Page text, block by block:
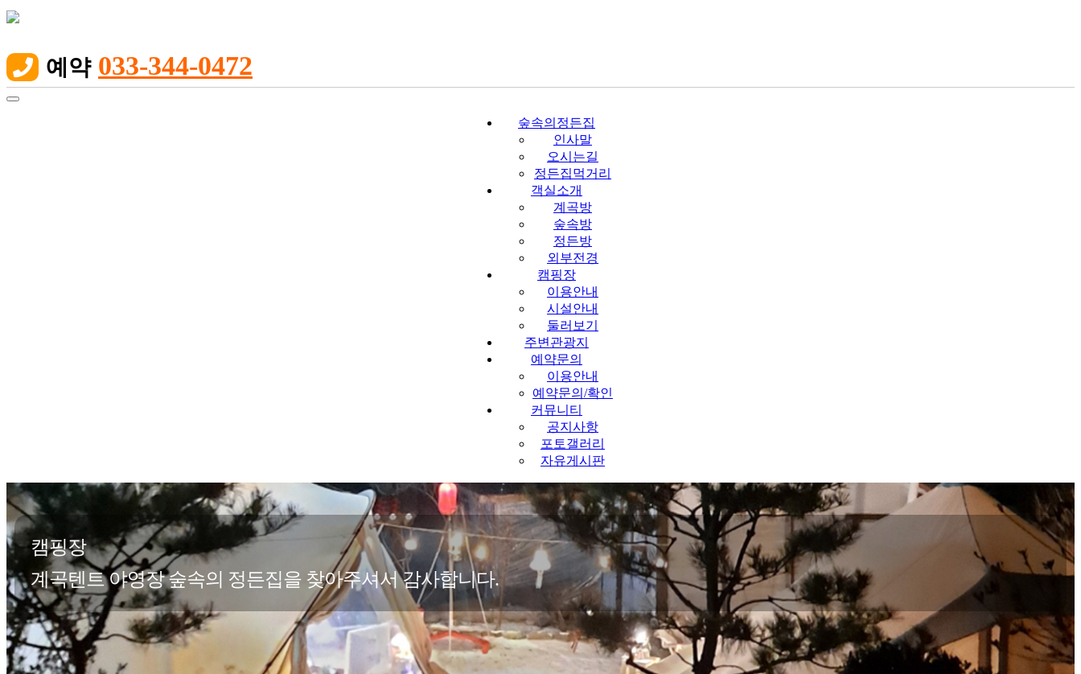
 예약 033-344-0472
Toggle
숲속의정든집
인사말
오시는길
정든집먹거리
객실소개
계곡방
숲속방
정든방
외부전경
캠핑장
이용안내
시설안내
둘러보기
주변관광지
예약문의
이용안내
예약문의/확인
커뮤니티
공지사항
포토갤러리
자유게시판
캠핑장
계곡텐트 야영장 숲속의 정든집을 찾아주셔서 감사합니다.